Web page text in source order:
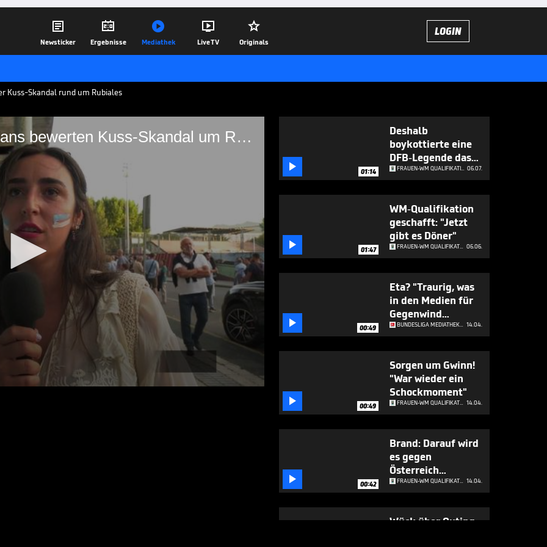

Newsticker

Ergebnisse

Mediathek

Live TV

Originals
LOGIN
Kuss-Skandal rund um Rubiales
"Erbärmlich" und "peinlich": Fans bewerten Kuss-Skandal um Rubiales
Fans bewerten
Luis Rubiales wird für 90 Tage von der
sind vom Verhalten des 46-
er zurücktritt.
26.08.23
 01:14
Deshalb
boykottierte eine
DFB-Legende das
Nationalteam
FRAUEN-WM QUALIFIKATION 06.07.
 01:47
WM-Qualifikation
geschafft: "Jetzt
gibt es Döner"
FRAUEN-WM QUALIFIKATION 06.06.
 00:49
Eta? "Traurig, was
in den Medien für
Gegenwind
kommt"
BUNDESLIGA MEDIATHEK HIGHLIGHTS 14.04.
 00:49
Sorgen um Gwinn!
"War wieder ein
Schockmoment"
FRAUEN-WM QUALIFIKATION 14.04.
 00:42
Brand: Darauf wird
es gegen
Österreich
ankommen
FRAUEN-WM QUALIFIKATION 14.04.
Wück über Outing: